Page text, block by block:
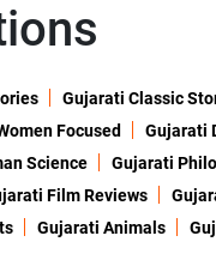
Gujarati Classic
Focused Gujarati
Science Gujarati
Film Reviews
Gujarati Animals